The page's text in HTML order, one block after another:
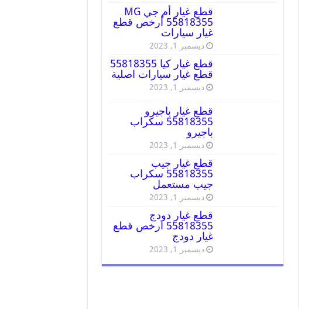
قطع غيار أم جي MG
55818355 أرخص قطع
غيار سيارات
ديسمبر 1, 2023
قطع غيار كيا 55818355
قطع غيار سيارات اصلية
ديسمبر 1, 2023
قطع غيار باجيرو
55818355 سكراب
باجيرو
ديسمبر 1, 2023
قطع غيار جيب
55818355 سكراب
جيب مستعمل
ديسمبر 1, 2023
قطع غيار دودج
55818355 ارخص قطع
غيار دودج
ديسمبر 1, 2023